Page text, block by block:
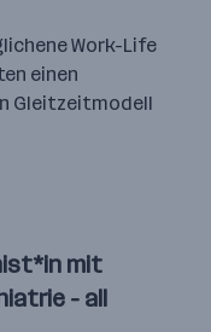
Work-Life
einen
Gleitzeitmodell
mit
- all